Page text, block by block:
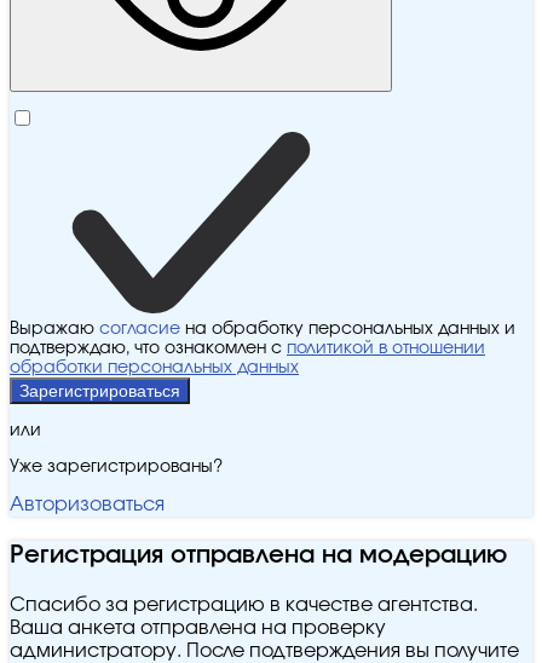
Выражаю согласие на обработку персональных данных и
подтверждаю, что ознакомлен с политикой в отношении
обработки персональных данных
Зарегистрироваться
или
Уже зарегистрированы?
Авторизоваться
Регистрация отправлена на модерацию
Спасибо за регистрацию в качестве агентства.
Ваша анкета отправлена на проверку
администратору. После подтверждения вы получите